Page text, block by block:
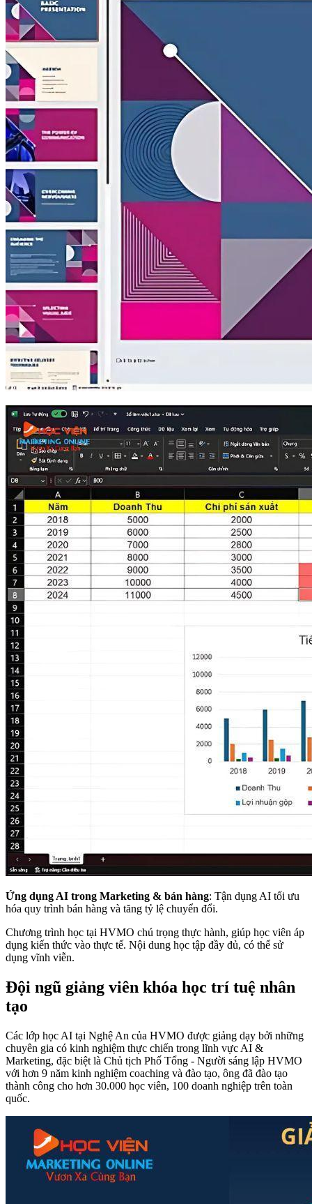
Ứng dụng AI trong Marketing & bán hàng: Tận dụng AI tối ưu
hóa quy trình bán hàng và tăng tỷ lệ chuyển đổi.
Chương trình học tại HVMO chú trọng thực hành, giúp học viên áp
dụng kiến thức vào thực tế. Nội dung học tập đầy đủ, có thể sử
dụng vĩnh viễn.
Đội ngũ giảng viên khóa học trí tuệ nhân
tạo
Các lớp học AI tại Nghệ An của HVMO được giảng dạy bởi những
chuyên gia có kinh nghiệm thực chiến trong lĩnh vực AI &
Marketing, đặc biệt là Chủ tịch Phố Tổng - Người sáng lập HVMO
với hơn 9 năm kinh nghiệm coaching và đào tạo, ông đã đào tạo
thành công cho hơn 30.000 học viên, 100 doanh nghiệp trên toàn
quốc.